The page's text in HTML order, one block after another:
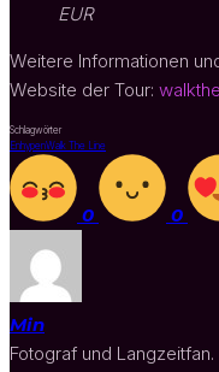
EUR
Weitere Informationen
Website der Tour:
Schlagwörter
EnhypenWalk The Line
0 0
Min
Fotograf und Langzeitfan.